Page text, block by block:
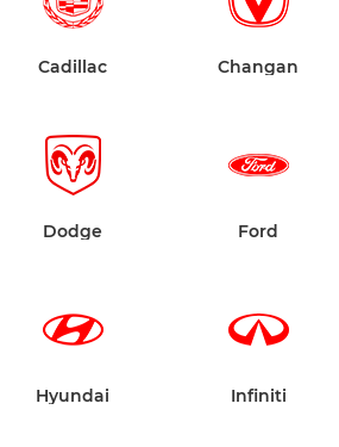
Cadillac Changan
Dodge Ford
Hyundai Infiniti